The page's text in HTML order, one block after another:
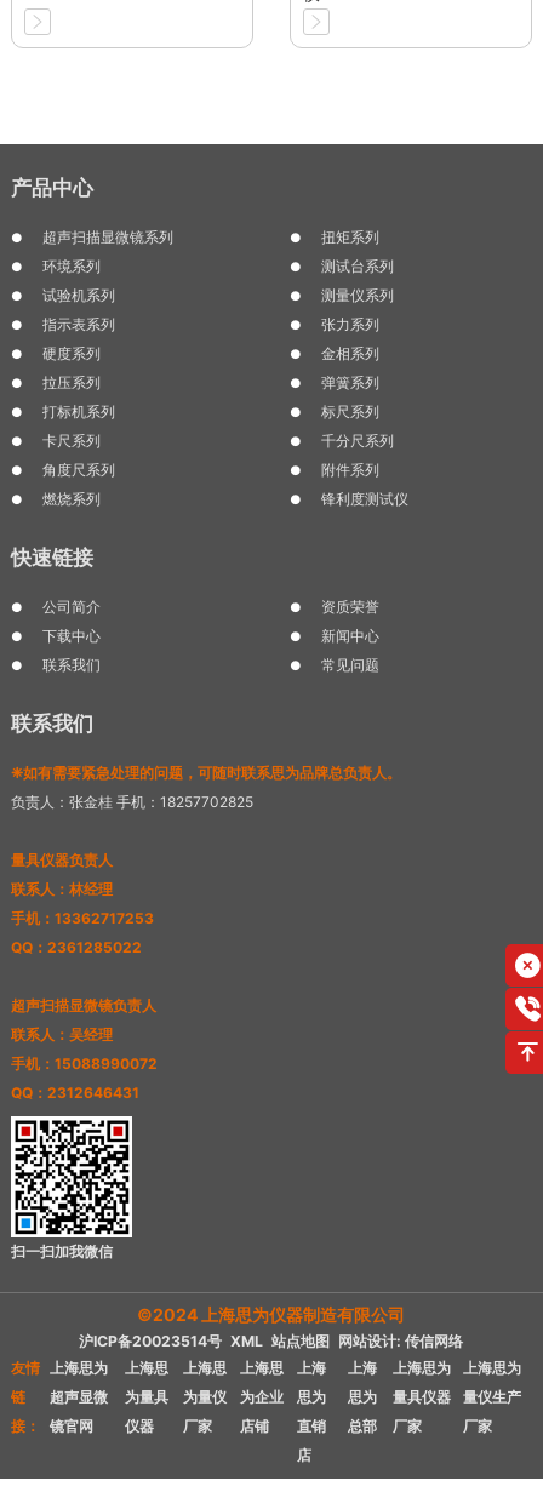
产品中心
超声扫描显微镜系列
扭矩系列
环境系列
测试台系列
试验机系列
测量仪系列
指示表系列
张力系列
硬度系列
金相系列
拉压系列
弹簧系列
打标机系列
标尺系列
卡尺系列
千分尺系列
角度尺系列
附件系列
燃烧系列
锋利度测试仪
快速链接
公司简介
资质荣誉
下载中心
新闻中心
联系我们
常见问题
联系我们
❈如有需要紧急处理的问题，可随时联系思为品牌总负责人。
负责人：张金桂 手机：18257702825
量具仪器负责人
联系人：林经理
手机：13362717253
QQ：2361285022
超声扫描显微镜负责人
联系人：吴经理
手机：15088990072
QQ：2312646431
扫一扫加我微信
©2024 上海思为仪器制造有限公司
沪ICP备20023514号 XML 站点地图 网站设计: 传信网络
友情
链
接：
上海思为
超声显微
镜官网
上海思
为量具
仪器
上海思
为量仪
厂家
上海思
为企业
店铺
上海
思为
直销
店
上海
思为
总部
上海思为
量具仪器
厂家
上海思为
量仪生产
厂家